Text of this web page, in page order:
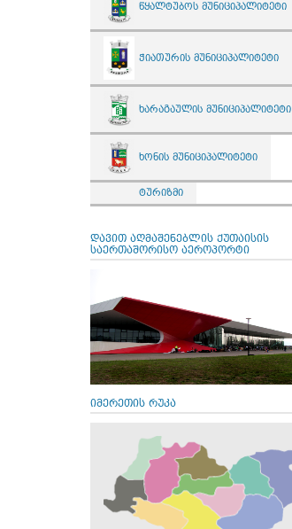
წყალტუბოს მუნიციპალიტეტი
ჭიათურის მუნიციპალიტეტი
ხარაგაულის მუნიციპალიტეტი
ხონის მუნიციპალიტეტი
ტურიზმი
დავით აღმაშენებლის ქუთაისის
საერთაშორისო აეროპორტი
იმერეთის რუკა